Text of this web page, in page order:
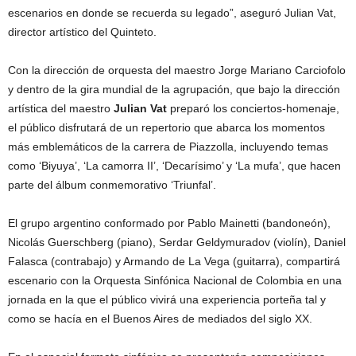
escenarios en donde se recuerda su legado”, aseguró Julian Vat,
director artístico del Quinteto.
Con la dirección de orquesta del maestro Jorge Mariano Carciofolo
y dentro de la gira mundial de la agrupación, que bajo la dirección
artística del maestro Julian Vat preparó los conciertos-homenaje,
el público disfrutará de un repertorio que abarca los momentos
más emblemáticos de la carrera de Piazzolla, incluyendo temas
como ‘Biyuya’, ‘La camorra II’, ‘Decarísimo’ y ‘La mufa’, que hacen
parte del álbum conmemorativo ‘Triunfal’.
El grupo argentino conformado por Pablo Mainetti (bandoneón),
Nicolás Guerschberg (piano), Serdar Geldymuradov (violín), Daniel
Falasca (contrabajo) y Armando de La Vega (guitarra), compartirá
escenario con la Orquesta Sinfónica Nacional de Colombia en una
jornada en la que el público vivirá una experiencia porteña tal y
como se hacía en el Buenos Aires de mediados del siglo XX.